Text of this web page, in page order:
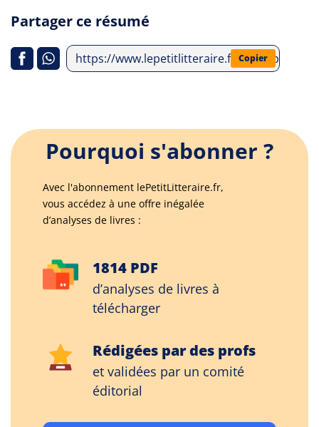
Partager ce résumé
https://www.lepetitlitteraire.fr/index.php/
Copier
Pourquoi s'abonner ?
Avec l'abonnement lePetitLitteraire.fr,
vous accédez à une offre inégalée
d’analyses de livres :
1814 PDF
d’analyses de livres à
télécharger
Rédigées par des profs
et validées par un comité
éditorial